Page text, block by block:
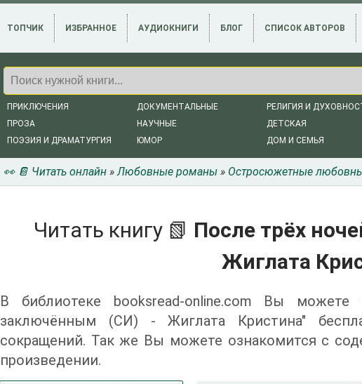
ТОПЧИК ИЗБРАННОЕ АУДИОКНИГИ БЛОГ СПИСОК АВТОРОВ
ПРИКЛЮЧЕНИЯ
ПРОЗА
ПОЭЗИЯ И ДРАМАТУРГИЯ
ДОКУМЕНТАЛЬНЫЕ
НАУЧНЫЕ
ЮМОР
РЕЛИГИЯ И
ДЕТСКАЯ
ДОМ И СЕМЬЯ
👀 📔 Читать онлайн »Любовные романы » Остросюжетные
Читать книгу 📗 После трёх
Жиглата
В библиотеке booksread-online.com Вы
заключённым (СИ) - Жиглата Кристина"
сокращений. Так же Вы можете ознакомится с
произведении.